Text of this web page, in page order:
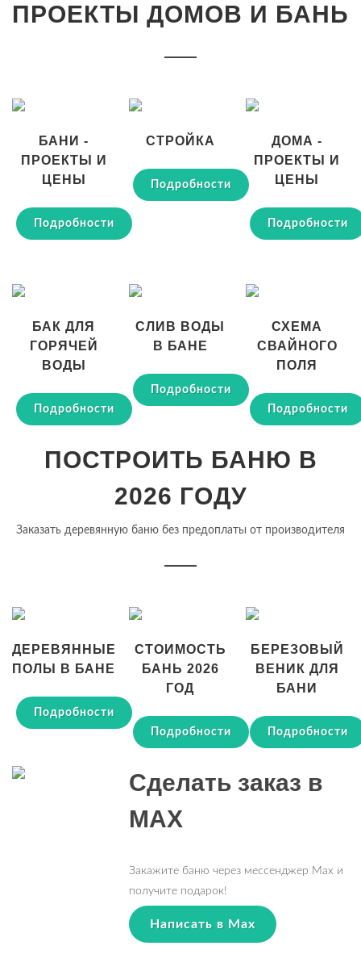
ПРОЕКТЫ ДОМОВ И БАНЬ
БАНИ -
ПРОЕКТЫ И
ЦЕНЫ
Подробности
СТРОЙКА
Подробности
ДОМА -
ПРОЕКТЫ И
ЦЕНЫ
Подробности
БАК ДЛЯ
ГОРЯЧЕЙ
ВОДЫ
Подробности
СЛИВ ВОДЫ
В БАНЕ
Подробности
СХЕМА
СВАЙНОГО
ПОЛЯ
Подробности
ПОСТРОИТЬ БАНЮ В
2026 ГОДУ
Заказать деревянную баню без предоплаты от производителя
ДЕРЕВЯННЫЕ
ПОЛЫ В БАНЕ
Подробности
СТОИМОСТЬ
БАНЬ 2026
ГОД
Подробности
БЕРЕЗОВЫЙ
ВЕНИК ДЛЯ
БАНИ
Подробности
Сделать заказ в
MAX
Закажите баню через мессенджер Max и
получите подарок!
Написать в Max